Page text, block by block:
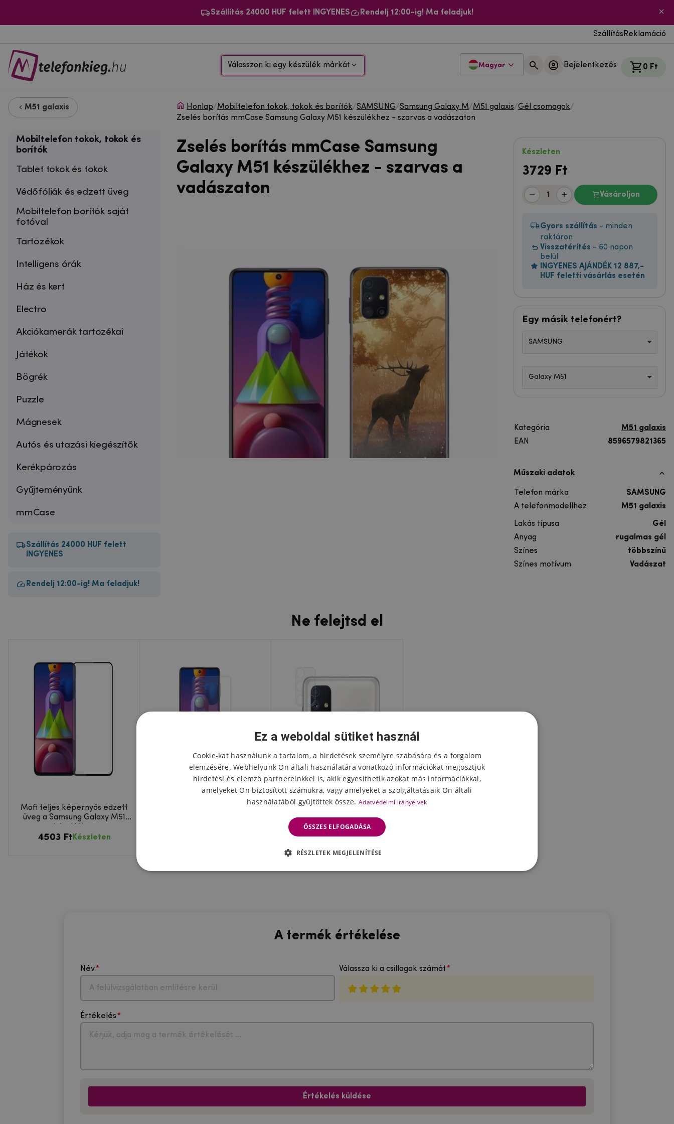
Szállítás 24000 HUF felett INGYENES Rendelj 12:00-ig! Ma feladjuk!
Szállítás Reklamáció
Válasszon ki egy készülék márkát Magyar Bejelentkezés 0 Ft
M51 galaxis
Mobiltelefon tokok, tokok és
borítók
Tablet tokok és tokok
Védőfóliák és edzett üveg
Mobiltelefon borítók saját
fotóval
Tartozékok
Intelligens órák
Ház és kert
Electro
Akciókamerák tartozékai
Játékok
Bögrék
Puzzle
Mágnesek
Autós és utazási kiegészítők
Kerékpározás
Gyűjteményünk
mmCase
Szállítás 24000 HUF felett
INGYENES
Rendelj 12:00-ig! Ma feladjuk!
Honlap/Mobiltelefon tokok, tokok és borítók/SAMSUNG/Samsung Galaxy M/M51 galaxis/Gél csomagok/
Zselés borítás mmCase Samsung Galaxy M51 készülékhez - szarvas a vadászaton
Zselés borítás mmCase Samsung
Galaxy M51 készülékhez - szarvas a
vadászaton
Készleten
3729 Ft
Vásároljon
Gyors szállítás - minden
raktáron
Visszatérítés - 60 napon
belül
INGYENES AJÁNDÉK 12 887,-
HUF feletti vásárlás esetén
Egy másik telefonért?
SAMSUNG
Galaxy M51
Kategória
M51 galaxis
EAN
8596579821365
Műszaki adatok
Telefon márka
SAMSUNG
A telefonmodellhez
M51 galaxis
Lakás típusa
Gél
Anyag
rugalmas gél
Színes
többszínű
Színes motívum
Vadászat
Ne felejtsd el
Mofi teljes képernyős edzett
üveg a Samsung Galaxy M51
4503 Ft Készleten
Edzett üvegből készült kamera
lencse a Samsung Galaxy M51
kamerán
1781 FtKészleten
A termék értékelése
Név Válassza ki a csillagok számát
Értékelés
Értékelés küldése
Ez a weboldal sütiket használ
Cookie-kat használunk a tartalom, a hirdetések személyre szabására és a forgalom
elemzésére. Webhelyünk Ön általi használatára vonatkozó információkat megosztjuk
hirdetési és elemző partnereinkkel is, akik egyesíthetik azokat más információkkal,
amelyeket Ön biztosított számukra, vagy amelyeket a szolgáltatásaik Ön általi
használatából gyűjtöttek össze. Adatvédelmi irányelvek
ÖSSZES ELFOGADÁSA
RÉSZLETEK MEGJELENÍTÉSE